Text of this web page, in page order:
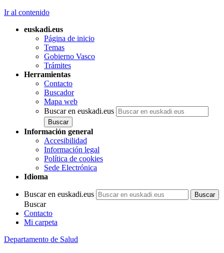
Ir al contenido
euskadi.eus
Página de inicio
Temas
Gobierno Vasco
Trámites
Herramientas
Contacto
Buscador
Mapa web
Buscar en euskadi.eus
Información general
Accesibilidad
Información legal
Política de cookies
Sede Electrónica
Idioma
Buscar en euskadi.eus
Buscar
Contacto
Mi carpeta
Departamento de Salud